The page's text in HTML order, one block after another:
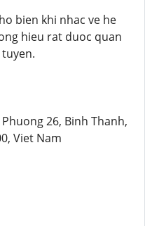
bien khi nhac ve he
hieu rat duoc quan
26, Binh Thanh,
Viet Nam